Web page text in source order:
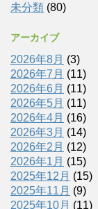
未分類 (80)
アーカイブ
2026年8月 (3)
2026年7月 (11)
2026年6月 (11)
2026年5月 (11)
2026年4月 (16)
2026年3月 (14)
2026年2月 (12)
2026年1月 (15)
2025年12月 (15)
2025年11月 (9)
2025年10月 (11)